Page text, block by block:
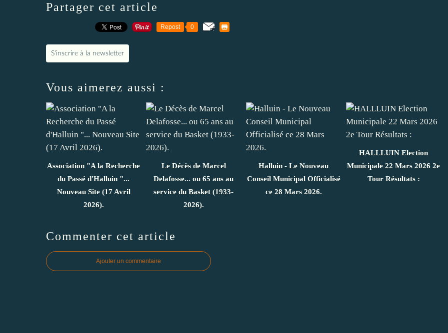
Partager cet article
Repost 0
S'inscrire à la newsletter
Vous aimerez aussi :
Association "A la Recherche
du Passé d'Halluin "...
Nouveau Site (17 Avril
2026).
Le Décès de Marcel
Delafosse... ou 65 ans au
service du Basket (1933-
2026).
Halluin - Le Nouveau
Conseil Municipal Officialisé
ce 28 Mars 2026.
HALLLUIN Election
Municipale 22 Mars 2026 2e
Tour Résultats :
Commenter cet article
Ajouter un commentaire